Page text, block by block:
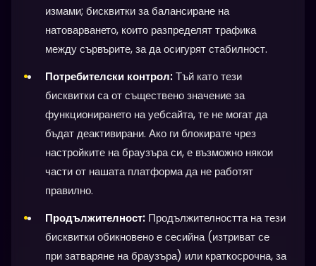
измами; бисквитки за балансиране на
натоварването, които разпределят трафика
между сървърите, за да осигурят стабилност.
Потребителски контрол:Тъй като тези
бисквитки са от съществено значение за
функционирането на уебсайта, те не могат да
бъдат деактивирани. Ако ги блокирате чрез
настройките на браузъра си, е възможно някои
части от нашата платформа да не работят
правилно.
Продължителност: Продължителността на тези
бисквитки обикновено е сесийна (изтриват се
при затваряне на браузъра) или краткосрочна, за